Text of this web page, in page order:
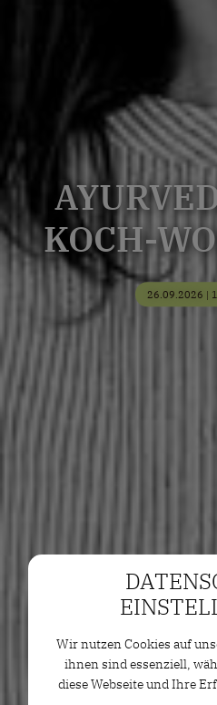
KOCH-
26.09.2026 |
Wir nutzen Cookies auf
ihnen sind essenziell,
diese Webseite und Ihre